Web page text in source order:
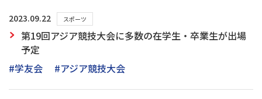
2023.09.22 スポーツ
第19回アジア競技大会に多数の在学生・卒業生が出場
予定
#学友会
#アジア競技大会